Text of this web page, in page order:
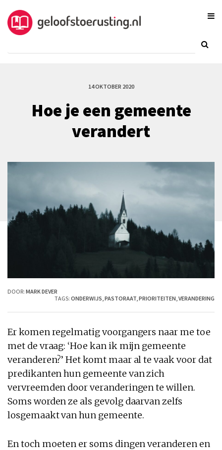
14 OKTOBER 2020
Hoe je een gemeente
verandert
DOOR: MARK DEVER
TAGS: ONDERWIJS PASTORAAT PRIORITEITEN VERANDERING
Er komen regelmatig voorgangers naar me toe
met de vraag: ‘Hoe kan ik mijn gemeente
veranderen?’ Het komt maar al te vaak voor dat
predikanten hun gemeente van zich
vervreemden door veranderingen te willen.
Soms worden ze als gevolg daarvan zelfs
losgemaakt van hun gemeente.
En toch moeten er soms dingen veranderen en